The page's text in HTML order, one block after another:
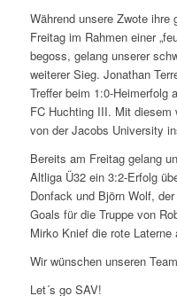
Während unsere Zwote ihre
Freitag im Rahmen einer
begoss, gelang unserer
weiterer Sieg. Jonathan
Treffer beim 1:0-Heimerfolg
FC Huchting III. Mit diesem
von der Jacobs University
Bereits am Freitag gelang
Altliga Ü32 ein 3:2-Erfolg
Donfack und Björn Wolf,
Goals für die Truppe von
Mirko Knief die rote
Wir wünschen unseren
Let´s go SAV!